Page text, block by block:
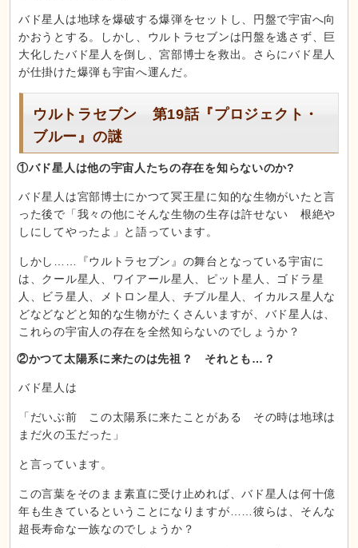
バド星人は地球を爆破する爆弾をセットし、円盤で宇宙へ向
かおうとする。しかし、ウルトラセブンは円盤を逃さず、巨
大化したバド星人を倒し、宮部博士を救出。さらにバド星人
が仕掛けた爆弾も宇宙へ運んだ。
ウルトラセブン 第19話『プロジェクト・
ブルー』の謎
①バド星人は他の宇宙人たちの存在を知らないのか?
バド星人は宮部博士にかつて冥王星に知的な生物がいたと言
った後で「我々の他にそんな生物の生存は許せない 根絶や
しにしてやったよ」と語っています。
しかし……『ウルトラセブン』の舞台となっている宇宙に
は、クール星人、ワイアール星人、ピット星人、ゴドラ星
人、ビラ星人、メトロン星人、チブル星人、イカルス星人な
どなどなどと知的な生物がたくさんいますが、バド星人は、
これらの宇宙人の存在を全然知らないのでしょうか？
②かつて太陽系に来たのは先祖？ それとも…？
バド星人は
「だいぶ前 この太陽系に来たことがある その時は地球は
まだ火の玉だった」
と言っています。
この言葉をそのまま素直に受け止めれば、バド星人は何十億
年も生きているということになりますが……彼らは、そんな
超長寿命な一族なのでしょうか？